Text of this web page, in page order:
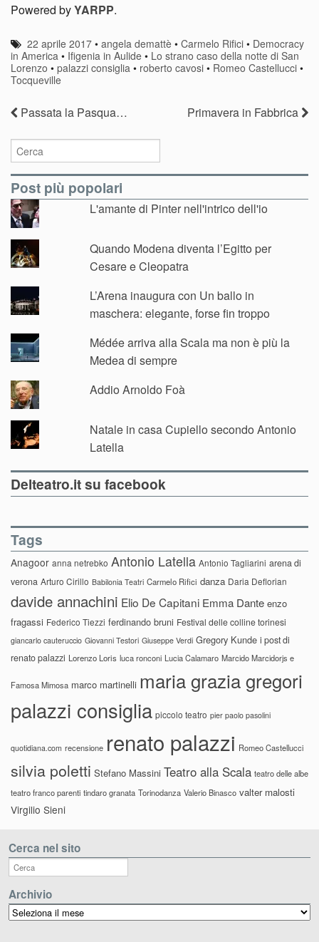
Powered byYARPP.
22 aprile 2017 •angela demattè •Carmelo Rifici • Democracy
in America • Ifigenia in Aulide • Lo strano caso della notte di San
Lorenzo • palazzi consiglia • roberto cavosi • Romeo Castellucci •
Tocqueville
Passata la Pasqua… Primavera in Fabbrica
Post più popolari
L'amante di Pinter nell'intrico dell'io
Quando Modena diventa l’Egitto per
Cesare e Cleopatra
L’Arena inaugura con Un ballo in
maschera: elegante, forse fin troppo
Médée arriva alla Scala ma non è più la
Medea di sempre
Addio Arnoldo Foà
Natale in casa Cupiello secondo Antonio
Latella
Delteatro.it su facebook
Tags
Anagoor anna netrebko Antonio Latella Antonio Tagliarini arena di
verona Arturo Cirillo Babilonia Teatri Carmelo Rifici danza Daria Deflorian
davide annachini Elio De Capitani Emma Dante enzo
fragassi Federico Tiezzi ferdinando bruni Festival delle colline torinesi
giancarlo cauteruccio Giovanni Testori Giuseppe Verdi Gregory Kunde i post di
renato palazzi Lorenzo Loris luca ronconi Lucia Calamaro Marcido Marcidorjs e
Famosa Mimosa marco martinelli maria grazia gregori
palazzi consiglia piccolo teatro pier paolo pasolini
quotidiana.com recensione renato palazzi Romeo Castellucci
silvia poletti Stefano Massini Teatro alla Scala teatro delle albe
teatro franco parenti tindaro granata Torinodanza Valerio Binasco valter malosti
Virgilio Sieni
Cerca nel sito
Archivio
Archivio